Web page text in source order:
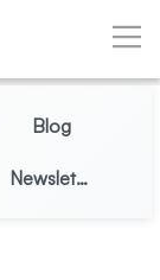
Blog
Newsletter